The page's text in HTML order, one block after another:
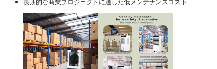
長期的な商業プロジェクトに適した低メンテナンスコスト